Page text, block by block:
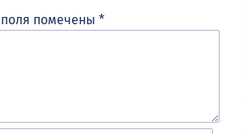
помечены *